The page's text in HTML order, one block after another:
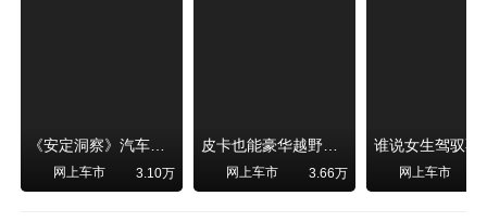
《安定洞察》汽车烧不烧油，和石油安全无关！
网上车市 3.10万
皮卡也能豪华越野！纵横F700上市，限时卖29.99万起
网上车市 3.66万 网上车市